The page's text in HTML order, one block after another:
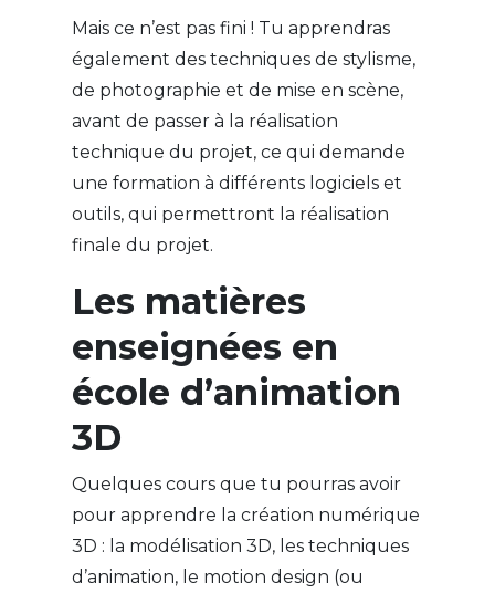
Mais ce n’est pas fini ! Tu apprendras
également des techniques de stylisme,
de photographie et de mise en scène,
avant de passer à la réalisation
technique du projet, ce qui demande
une formation à différents logiciels et
outils, qui permettront la réalisation
finale du projet.
Les matières
enseignées en
école d’animation
3D
Quelques cours que tu pourras avoir
pour apprendre la création numérique
3D : la modélisation 3D, les techniques
d’animation, le motion design (ou